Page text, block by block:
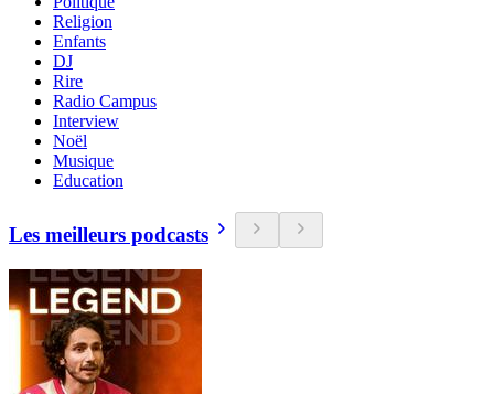
Religion
Enfants
DJ
Rire
Radio Campus
Interview
Noël
Musique
Education
Les meilleurs podcasts